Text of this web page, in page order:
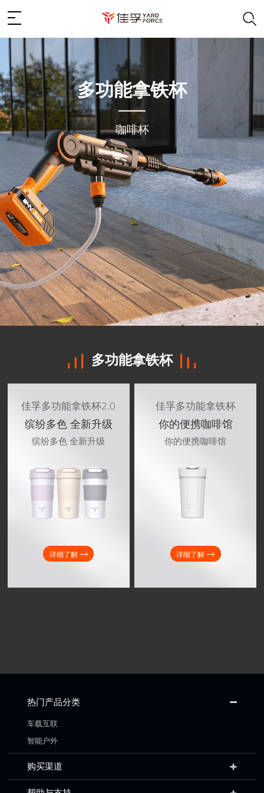
多功能拿铁杯
咖啡杯
多功能拿铁杯
佳孚多功能拿铁杯2.0
缤纷多色 全新升级
缤纷多色 全新升级
详细了解
佳孚多功能拿铁杯
你的便携咖啡馆
你的便携咖啡馆
详细了解
热门产品分类
车载互联
智能户外
购买渠道